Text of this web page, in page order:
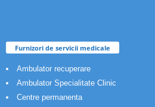
Furnizori de servicii medicale
Ambulator recuperare
Ambulator Specialitate Clinic
Centre permanenta